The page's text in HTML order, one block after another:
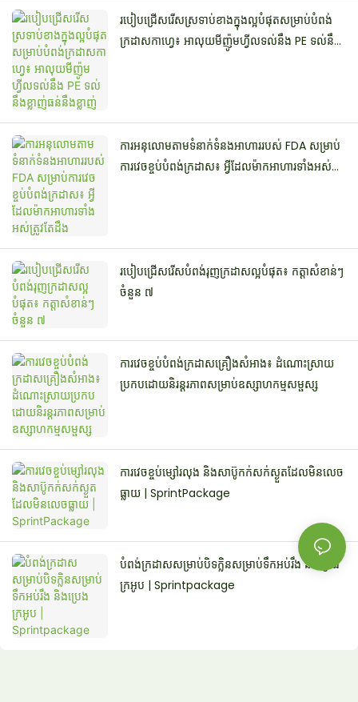
របៀបជ្រើសរើសស្រទាប់ខាងក្នុងល្អបំផុតសម្រាប់បំពង់
ក្រដាសកាហ្វេ៖ អាលុយមីញ៉ូមហ្វីលទល់នឹង PE ទល់នឹង
ការអនុលោមតាមទំនាក់ទំនងអាហាររបស់ FDA សម្រាប់
ការវេចខ្ចប់បំពង់ក្រដាស៖ អ្វីដែលម៉ាកអាហារទាំងអស់
របៀបជ្រើសរើសបំពង់រុញក្រដាសល្អបំផុត៖ កត្តាសំខាន់ៗ
ចំនួន ៧
ការវេចខ្ចប់បំពង់ក្រដាសគ្រឿងសំអាង៖ ដំណោះស្រាយ
ប្រកបដោយនិរន្តរភាពសម្រាប់ឧស្សាហកម្មសម្ផស្ស
ការវេចខ្ចប់ម្សៅរលុង និងសាប៊ូកក់សក់ស្ងួតដែលមិនលេច
ធ្លាយ | SprintPackage
បំពង់ក្រដាសសម្រាប់បិទក្លិនសម្រាប់ទឹកអប់រឹង និងប្រេង
ក្រអូប | Sprintpackage